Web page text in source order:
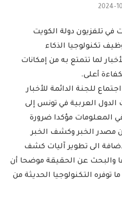
2024-
في تلفزيون دولة الكويت
تكنولوجيا الذكاء
لما تتمتع به من إمكانات
أعلى.
للجنة الدائمة للأخبار
الدول العربية في تونس إلى
المعلومات مؤكدا ضرورة
مصدر الخبر وكشف الخبر
الى تطوير آليات كشف
والبحث عن الحقيقة موضحا أن
توفره التكنولوجيا الحديثة من